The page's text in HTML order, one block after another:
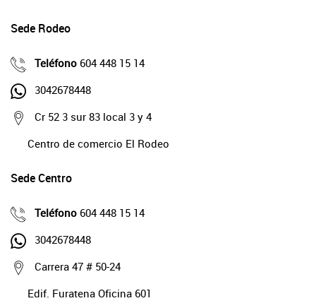
Sede Rodeo
Teléfono 604 448 15 14
3042678448
Cr 52 3 sur 83 local 3 y 4
Centro de comercio El Rodeo
Sede Centro
Teléfono 604 448 15 14
3042678448
Carrera 47 # 50-24
Edif. Furatena Oficina 601